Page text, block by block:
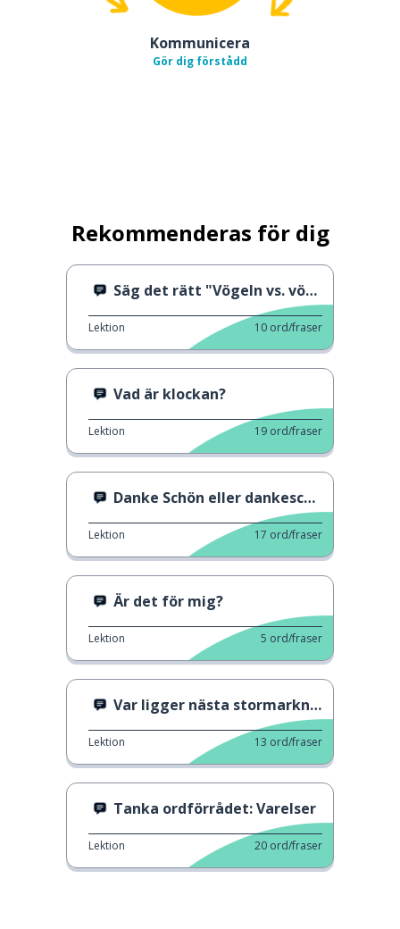
Kommunicera
Gör dig förstådd
Rekommenderas för dig
Säg det rätt "Vögeln vs. vögel"
Lektion 10 ord/fraser
Vad är klockan?
Lektion 19 ord/fraser
Danke Schön eller dankeschön
Lektion 17 ord/fraser
Är det för mig?
Lektion 5 ord/fraser
Var ligger nästa stormarknad?
Lektion 13 ord/fraser
Tanka ordförrådet: Varelser
Lektion 20 ord/fraser